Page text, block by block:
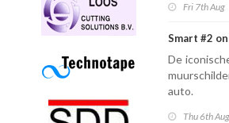
Fri 7th Aug
Smart #2
De
auto.
Thu 6th Aug